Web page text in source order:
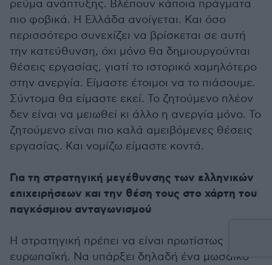
ρεύμα ανάπτυξης. Βλέπουν κάποια πράγματα
πιο φοβικά. Η Ελλάδα ανοίγεται. Και όσο
περισσότερο συνεχίζει να βρίσκεται σε αυτή
την κατεύθυνση, όχι μόνο θα δημιουργούνται
θέσεις εργασίας, γιατί το ιστορικό χαμηλότερο
στην ανεργία. Είμαστε έτοιμοι να το πιάσουμε.
Σύντομα θα είμαστε εκεί. Το ζητούμενο πλέον
δεν είναι να μειωθεί κι άλλο η ανεργία μόνο. Το
ζητούμενο είναι πιο καλά αμειβόμενες θέσεις
εργασίας. Και νομίζω είμαστε κοντά.
Για τη στρατηγική μεγέθυνσης των ελληνικών
επιχειρήσεων και την θέση τους στο χάρτη του
παγκόσμιου ανταγωνισμού
Η στρατηγική πρέπει να είναι πρωτίστως
ευρωπαϊκή. Να υπάρξει δηλαδή ένα μωσαϊκό